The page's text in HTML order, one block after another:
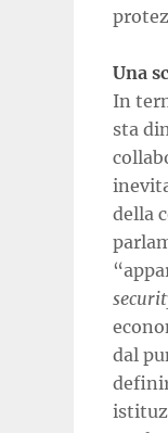
Una
In
sta
della
dal